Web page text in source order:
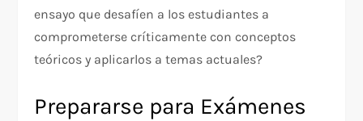
ensayo que desafíen a los estudiantes a
comprometerse críticamente con conceptos
teóricos y aplicarlos a temas actuales?
Prepararse para Exámenes